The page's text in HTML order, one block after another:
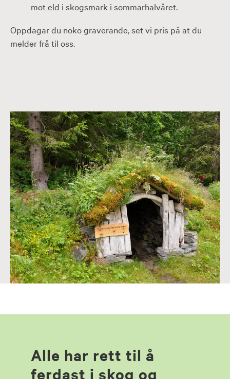
mot eld i skogsmark i sommarhalvåret.
Oppdagar du noko graverande, set vi pris på at du
melder frå til oss.
Alle har rett til å
ferdast i skog og